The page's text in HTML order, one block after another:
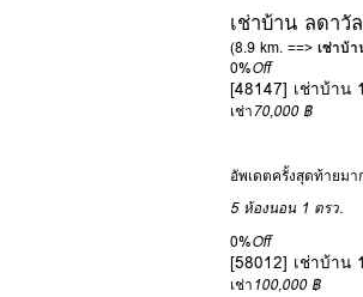
เช่าบ้าน ลดาวั
(8.9 km. ==> เช่าบ้
0%Off
[48147] เช่าบ้าน
เช่า70,000 ฿
อัพเดตครั้งสุดท้ายม
5 ห้องนอน 1 ตรว.
0%Off
[58012] เช่าบ้าน
เช่า100,000 ฿